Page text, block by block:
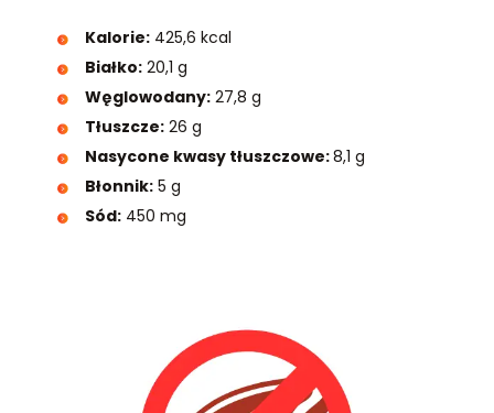
Kalorie: 425,6 kcal
Białko: 20,1 g
Węglowodany: 27,8 g
Tłuszcze: 26 g
Nasycone kwasy tłuszczowe:8,1 g
Błonnik: 5 g
Sód: 450 mg